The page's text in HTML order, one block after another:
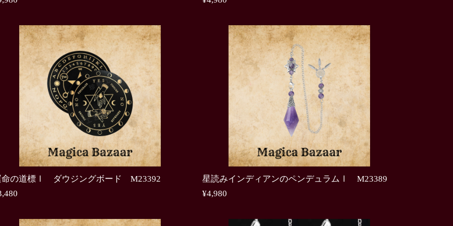
命の道標Ⅰ ダウジングボード M23392
星読みインディアンのペンデュラムⅠ M23389
¥4,980